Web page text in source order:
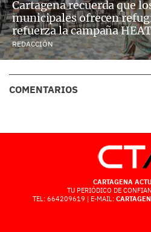
Cartagena recuerda que
municipales ofrecen
refuerza la campaña
REDACCIÓN
COMENTARIOS
CARTAGENA
TU PERIÓDICO DE
TEL: 664209619 | E-MAIL: